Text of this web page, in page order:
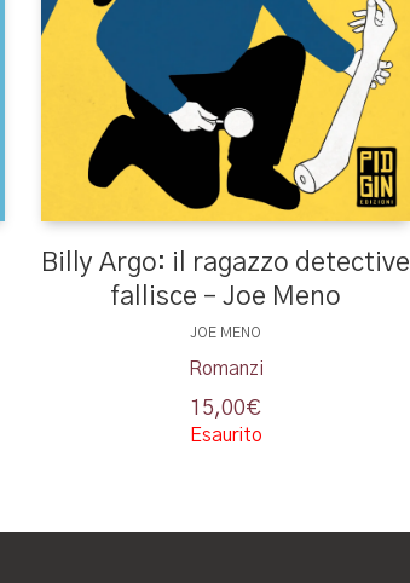
Billy Argo: il ragazzo detective
fallisce – Joe Meno
JOE MENO
Romanzi
15,00€
Esaurito